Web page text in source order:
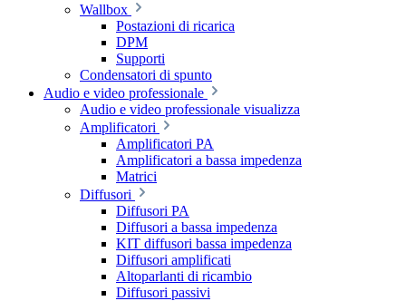
Wallbox
Postazioni di ricarica
DPM
Supporti
Condensatori di spunto
Audio e video professionale
Audio e video professionale visualizza
Amplificatori
Amplificatori PA
Amplificatori a bassa impedenza
Matrici
Diffusori
Diffusori PA
Diffusori a bassa impedenza
KIT diffusori bassa impedenza
Diffusori amplificati
Altoparlanti di ricambio
Diffusori passivi